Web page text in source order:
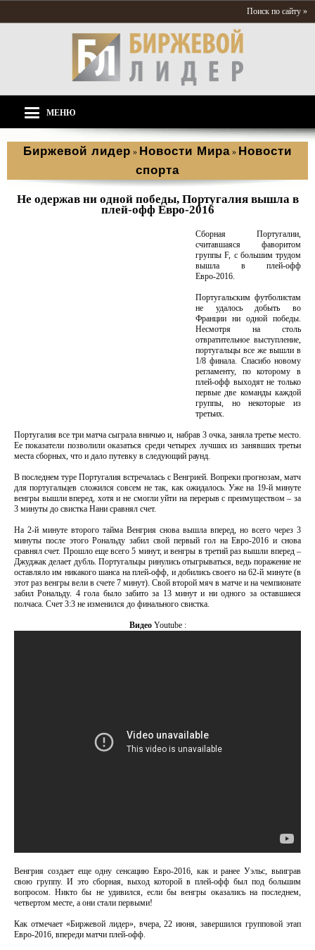
Поиск по сайту »
МЕНЮ
Биржевой лидер » Новости Мира » Новости
спорта
Не одержав ни одной победы, Португалия вышла в
плей-офф Евро-2016
Сборная Португалии,
считавшаяся фаворитом
группы F, с большим трудом
вышла в плей-офф
Евро-2016.
Португальским футболистам
не удалось добыть во
Франции ни одной победы.
Несмотря на столь
отвратительное выступление,
португальцы все же вышли в
1/8 финала. Спасибо новому
регламенту, по которому в
плей-офф выходят не только
первые две команды каждой
группы, но некоторые из
третьих.
Португалия все три матча сыграла вничью и, набрав 3 очка, заняла третье место.
Ее показатели позволили оказаться среди четырех лучших из занявших третьи
места сборных, что и дало путевку в следующий раунд.
В последнем туре Португалия встречалась с Венгрией. Вопреки прогнозам, матч
для португальцев сложился совсем не так, как ожидалось. Уже на 19-й минуте
венгры вышли вперед, хотя и не смогли уйти на перерыв с преимуществом – за
3 минуты до свистка Нани сравнял счет.
На 2-й минуте второго тайма Венгрия снова вышла вперед, но всего через 3
минуты после этого Рональду забил свой первый гол на Евро-2016 и снова
сравнял счет. Прошло еще всего 5 минут, и венгры в третий раз вышли вперед –
Джуджак делает дубль. Португальцы ринулись отыгрываться, ведь поражение не
оставляло им никакого шанса на плей-офф, и добились своего на 62-й минуте (в
этот раз венгры вели в счете 7 минут). Свой второй мяч в матче и на чемпионате
забил Рональду. 4 гола было забито за 13 минут и ни одного за оставшиеся
полчаса. Счет 3:3 не изменился до финального свистка.
ВидеоYoutube :
Венгрия создает еще одну сенсацию Евро-2016, как и ранее Уэльс, выиграв
свою группу. И это сборная, выход которой в плей-офф был под большим
вопросом. Никто бы не удивился, если бы венгры оказались на последнем,
четвертом месте, а они стали первыми!
Как отмечает «Биржевой лидер», вчера, 22 июня, завершился групповой этап
Евро-2016, впереди матчи плей-офф.